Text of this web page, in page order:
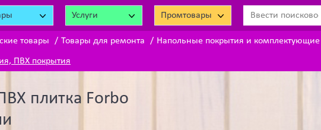
Услуги Промтовары
товары Товары для ремонта Напольные покрытия и комплектующие
ПВХ покрытия
плитка Forbo